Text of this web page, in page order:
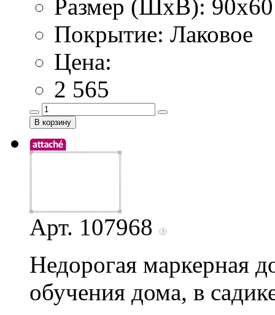
Размер (ШхВ):
Покрытие: Лаковое
Цена:
2 565
Арт. 107968
Недорогая маркерная
обучения дома, в